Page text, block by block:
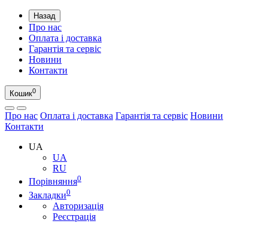
Назад
Про нас
Оплата і доставка
Гарантія та сервіс
Новини
Контакти
Кошик0
Про нас Оплата і доставка Гарантія та сервіс Новини
Контакти
UA
UA
RU
Порівняння0
Закладки0
Авторизація
Реєстрація